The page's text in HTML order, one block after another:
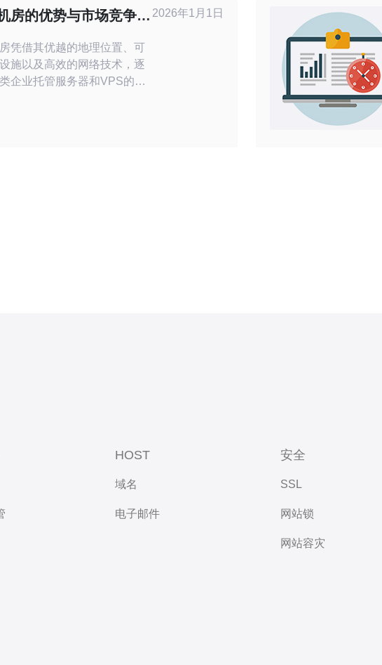
以更好地实现这一目的。 站
房的优势与市场竞争力
凭借其优越的地理位置、可
施以及高效的网络技术，逐
企业托管服务器和VPS的首
2026年1月1日
HOST
域名
电子邮件
安全
SSL
网站锁
网站容灾